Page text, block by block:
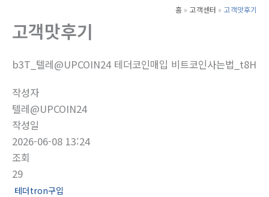
홈 고객센터 고객맛후기
고객맛후기
b3T_텔레@UPCOIN24 테더코인매입 비트코인사는법_t8H
작성자
텔레@UPCOIN24
작성일
2026-06-08 13:24
조회
29
테더tron구입